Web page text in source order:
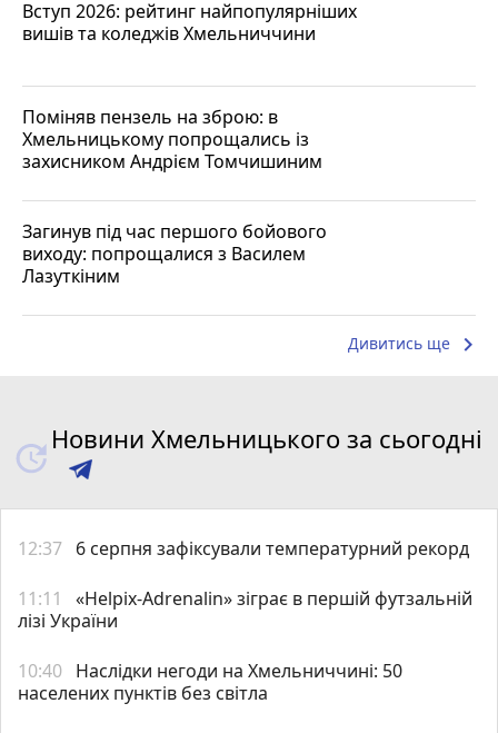
Вступ 2026: рейтинг найпопулярніших
вишів та коледжів Хмельниччини
Поміняв пензель на зброю: в
Хмельницькому попрощались із
захисником Андрієм Томчишиним
Загинув під час першого бойового
виходу: попрощалися з Василем
Лазуткіним
Дивитись ще keyboard_arrow_right
Новини Хмельницького за сьогодні
12:37 6 серпня зафіксували температурний рекорд
11:11
«Helpix-Adrenalin» зіграє в першій футзальній
лізі України
10:40 Наслідки негоди на Хмельниччині: 50
населених пунктів без світла